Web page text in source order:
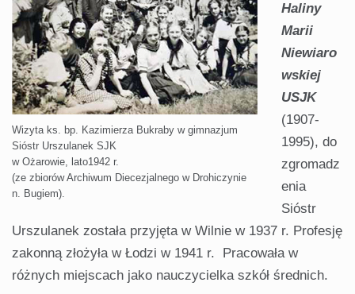
Wizyta ks. bp. Kazimierza Bukraby w gimnazjum
Sióstr Urszulanek SJK
w Ożarowie, lato1942 r.
(ze zbiorów Archiwum Diecezjalnego w Drohiczynie
n. Bugiem).
Haliny
Marii
Niewiaro
wskiej
USJK
(1907-
1995), do
zgromadz
enia
Sióstr
Urszulanek została przyjęta w Wilnie w 1937 r. Profesję
zakonną złożyła w Łodzi w 1941 r. Pracowała w
różnych miejscach jako nauczycielka szkół średnich.